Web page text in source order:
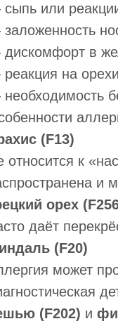
или
в
на
(F13)
относится к
и
орех
даёт
(F20)
может
(F202) и